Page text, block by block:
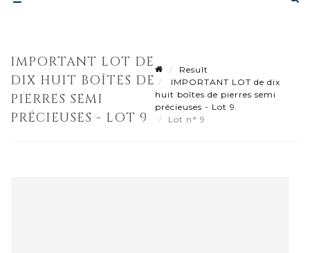
IMPORTANT LOT DE
DIX HUIT BOÎTES DE
PIERRES SEMI
PRÉCIEUSES - LOT 9
Result
IMPORTANT LOT de dix
huit boîtes de pierres semi
précieuses - Lot 9
Lot n° 9